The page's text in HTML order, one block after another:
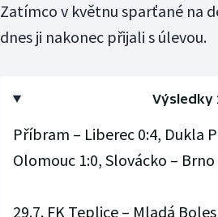
Zatímco v květnu sparťané na
dnes ji nakonec přijali s úlevou.
Výsledky
Příbram – Liberec 0:4, Dukla
Olomouc 1:0, Slovácko –
29.7. FK Teplice – Mladá